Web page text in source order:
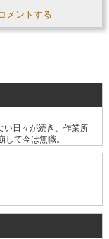
メントする
い日々が続き、作業所
て今は無職。